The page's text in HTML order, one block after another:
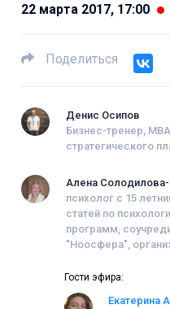
22 марта 2017, 17:00
Поделиться
Денис Осипов
Бизнес-тренер,
стратегического
Алена
психолог с 15
статей по
программ,
"Ноосфера",
психотерапевтов и
Гости эфира:
Екатерина